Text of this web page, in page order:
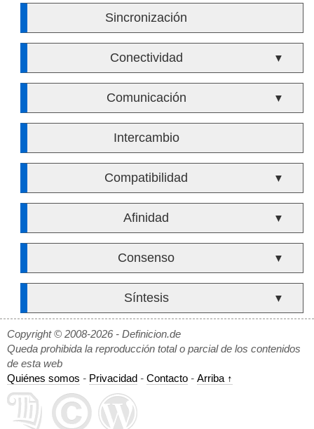
Sincronización
Conectividad ▼
Comunicación ▼
Intercambio
Compatibilidad ▼
Afinidad ▼
Consenso ▼
Síntesis ▼
Copyright © 2008-2026 - Definicion.de
Queda prohibida la reproducción total o parcial de los contenidos
de esta web
Quiénes somos - Privacidad - Contacto - Arriba ↑